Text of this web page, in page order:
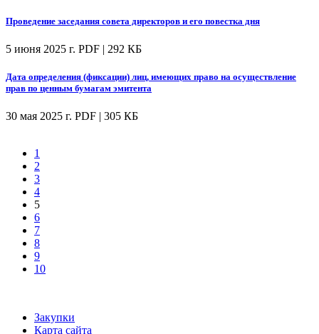
Проведение заседания совета директоров и его повестка дня
5 июня 2025 г. PDF | 292 КБ
Дата определения (фиксации) лиц, имеющих право на осуществление
прав по ценным бумагам эмитента
30 мая 2025 г. PDF | 305 КБ
1
2
3
4
5
6
7
8
9
10
Закупки
Карта сайта